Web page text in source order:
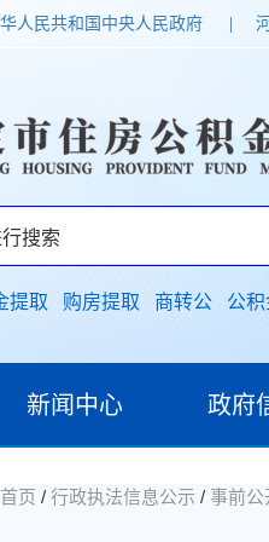
人民共和国中央人民政府
提取 购房提取 商转公 公
新闻中心 政府
首页 / 行政执法信息公示 / 事前公